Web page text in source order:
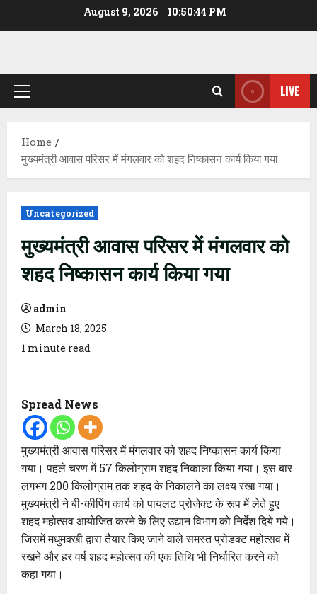
August 9, 2026 10:50:45 PM
Primary
LIVE
Home
मुख्यमंत्री आवास परिसर में मंगलवार को शहद निष्कासन कार्य किया गया
Uncategorized
मुख्यमंत्री आवास परिसर में मंगलवार को
शहद निष्कासन कार्य किया गया
admin
March 18, 2025
1 minute read
Spread News
मुख्यमंत्री आवास परिसर में मंगलवार को शहद निष्कासन कार्य किया
गया। पहले चरण में 57 किलोग्राम शहद निकाला किया गया। इस बार
लगभग 200 किलोग्राम तक शहद के निकालने का लक्ष्य रखा गया।
मुख्यमंत्री ने बी-कीपिंग कार्य को पायलट प्रोजेक्ट के रूप में लेते हुए
शहद महोत्सव आयोजित करने के लिए उद्यान विभाग को निर्देश दिये गये।
जिसमें मधुमक्खी द्वारा तैयार किए जाने वाले समस्त प्रोडक्ट महोत्सव में
रखने और हर वर्ष शहद महोत्सव की एक तिथि भी निर्धारित करने को
कहा गया।